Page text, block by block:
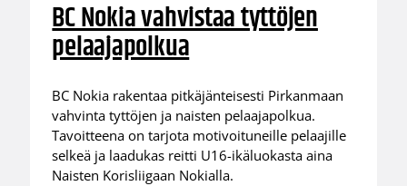
BC Nokia vahvistaa tyttöjen
pelaajapolkua
BC Nokia rakentaa pitkäjänteisesti Pirkanmaan
vahvinta tyttöjen ja naisten pelaajapolkua.
Tavoitteena on tarjota motivoituneille pelaajille
selkeä ja laadukas reitti U16-ikäluokasta aina
Naisten Korisliigaan Nokialla.